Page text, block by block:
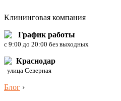
Клининговая компания
График работы
c 9:00 до 20:00 без выходных
Краснодар
улица Северная
Блог ›